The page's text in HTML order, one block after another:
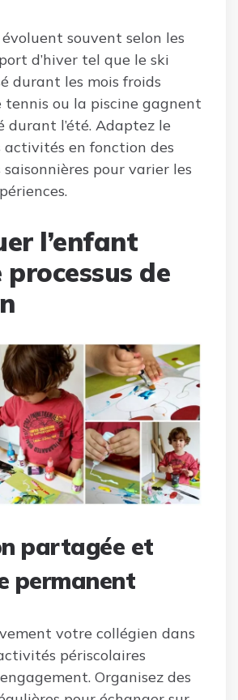
souvent selon les
d’hiver tel que le ski
durant les mois froids
tennis ou la piscine gagnent
durant l’été. Adaptez le
activités en fonction des
pour varier les
l’enfant
de
partagée et
permanent
votre collégien dans
périscolaires
Organisez des